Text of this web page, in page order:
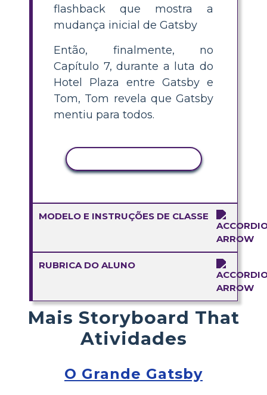
flashback que mostra a
mudança inicial de Gatsby
Então, finalmente, no
Capítulo 7, durante a luta do
Hotel Plaza entre Gatsby e
Tom, Tom revela que Gatsby
mentiu para todos.
MODELO E INSTRUÇÕES DE CLASSE
RUBRICA DO ALUNO
Mais Storyboard That
Atividades
O Grande Gatsby